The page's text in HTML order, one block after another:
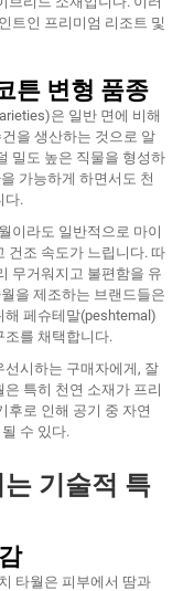
트인 프리미엄 리조트 및
튼 변형 품종
은 일반 면에 비해
을 생산하는 것으로 알
밀도 높은 직물을 형성하
가능하게 하면서도 천
다.
이라도 일반적으로 마이
건조 속도가 느립니다. 따
무거워지고 불편함을 유
을 제조하는 브랜드들은
해 페슈테말(peshtemal)
조를 채택합니다.
선시하는 구매자에게, 잘
특히 천연 소재가 프리
후로 인해 공기 중 자연
수 있다.
기술적 특
타월은 피부에서 땀과